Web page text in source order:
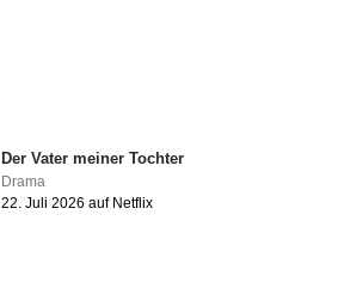
Der Vater meiner Tochter
Drama
22. Juli 2026 auf Netflix